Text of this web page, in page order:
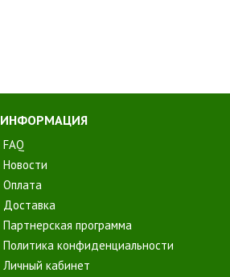
ИНФОРМАЦИЯ
FAQ
Новости
Оплата
Доставка
Партнерская программа
Политика конфиденциальности
Личный кабинет